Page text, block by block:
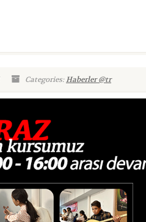
Categories:Haberler @tr